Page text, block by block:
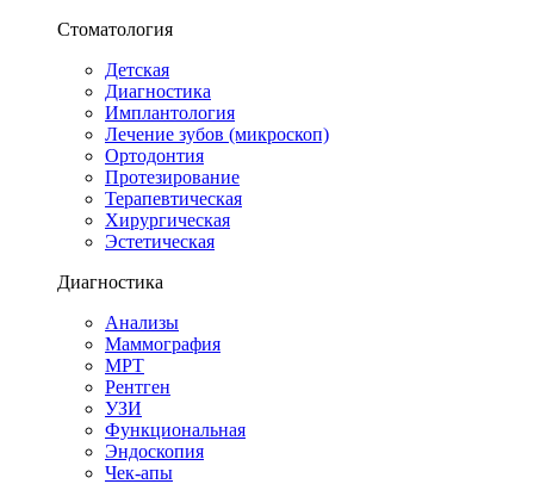
Стоматология
Детская
Диагностика
Имплантология
Лечение зубов (микроскоп)
Ортодонтия
Протезирование
Терапевтическая
Хирургическая
Эстетическая
Диагностика
Анализы
Маммография
МРТ
Рентген
УЗИ
Функциональная
Эндоскопия
Чек-апы